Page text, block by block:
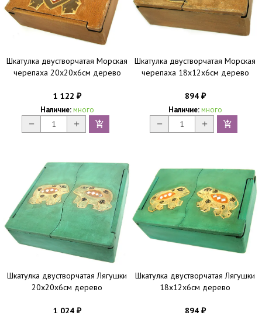
Шкатулка двустворчатая Морская
черепаха 20х20х6см дерево
1 122 ₽
Наличие: много
Шкатулка двустворчатая Морская
черепаха 18х12х6см дерево
894 ₽
Наличие: много
Шкатулка двустворчатая Лягушки
20х20х6см дерево
1 024 ₽
Шкатулка двустворчатая Лягушки
18х12х6см дерево
894 ₽